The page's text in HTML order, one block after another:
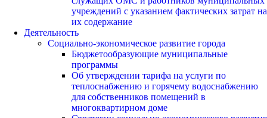
учреждений с указанием фактических затрат на
их содержание
Деятельность
Социально-экономическое развитие города
Бюджетообразующие муниципальные
программы
Об утверждении тарифа на услуги по
теплоснабжению и горячему водоснабжению
для собственников помещений в
многоквартирном доме